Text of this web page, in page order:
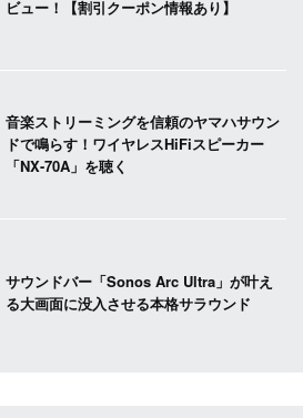
ビュー！【割引クーポン情報あり】
音楽ストリーミングを信頼のヤマハサウン
ドで鳴らす！ワイヤレスHiFiスピーカー
「NX-70A」を聴く
サウンドバー「Sonos Arc Ultra」が叶え
る大画面に没入させる本格サラウンド